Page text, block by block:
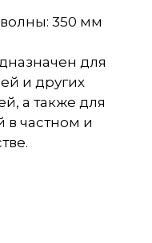
350 мм
для
и других
а также для
в частном и